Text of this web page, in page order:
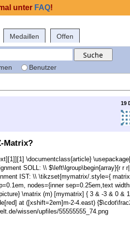
Medaillen Offen
Benutzer
19
Matrix?
\documentclass{article}
SOLL: \\ $\left\lgroup\begin{array}{r r
IST: \\ \tikzset{mymatrix/.style={
nodes={inner sep=0.25em,text
\matrix (m) [mymatrix] { 3 & -3 & 0 &
at ([xshift=2em]m-2-4.east)
wissen/upfiles/55555555_74.png
unter FAQ!